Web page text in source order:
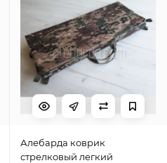
Алебарда коврик
стрелковый легкий